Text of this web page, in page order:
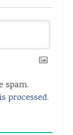
spam.
processed.